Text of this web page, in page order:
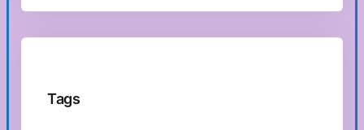
Tags